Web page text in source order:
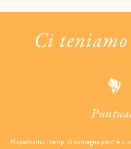
Ci teniamo
Rispettiamo i tempi di consegna perché ci